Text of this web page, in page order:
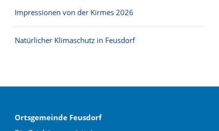
Impressionen von der Kirmes 2026
Natürlicher Klimaschutz in Feusdorf
Ortsgemeinde Feusdorf